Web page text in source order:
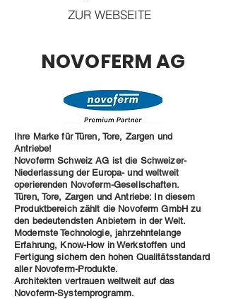
ZUR WEBSEITE
NOVOFERM AG
Ihre Marke für Türen, Tore, Zargen und
Antriebe!
Novoferm Schweiz AG ist die Schweizer-
Niederlassung der Europa- und weltweit
operierenden Novoferm-Gesellschaften.
Türen, Tore, Zargen und Antriebe: In diesem
Produktbereich zählt die Novoferm GmbH zu
den bedeutendsten Anbietern in der Welt.
Modernste Technologie, jahrzehntelange
Erfahrung, Know-How in Werkstoffen und
Fertigung sichern den hohen Qualitätsstandard
aller Novoferm-Produkte.
Architekten vertrauen weltweit auf das
Novoferm-Systemprogramm.